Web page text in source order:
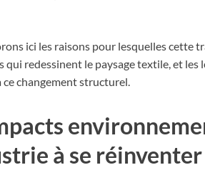
ici les raisons pour lesquelles cette
qui redessinent le paysage textile, et
ce changement structurel.
à se réinventer